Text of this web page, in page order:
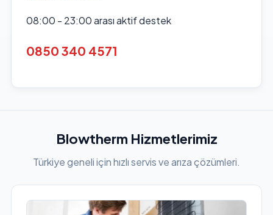
08:00 - 23:00 arası aktif destek
0850 340 4571
Blowtherm Hizmetlerimiz
Türkiye geneli için hızlı servis ve arıza çözümleri.